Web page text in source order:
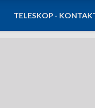
TELESKOP -